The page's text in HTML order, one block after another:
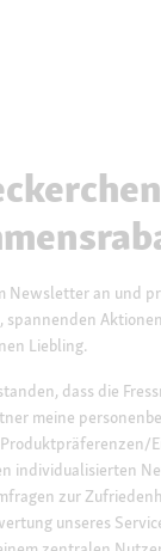
Newsletter an und
spannenden
Liebling.
dass die
meine
individualisierten
zur
unseres